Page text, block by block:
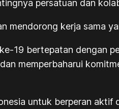
persatuan dan
mendorong kerja sama
19 bertepatan dengan
memperbaharui
untuk berperan